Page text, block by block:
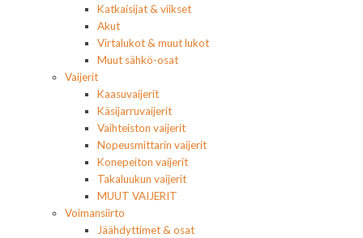
Katkaisijat & viikset
Akut
Virtalukot & muut lukot
Muut sähkö-osat
Vaijerit
Kaasuvaijerit
Käsijarruvaijerit
Vaihteiston vaijerit
Nopeusmittarin vaijerit
Konepeiton vaijerit
Takaluukun vaijerit
MUUT VAIJERIT
Voimansiirto
Jäähdyttimet & osat